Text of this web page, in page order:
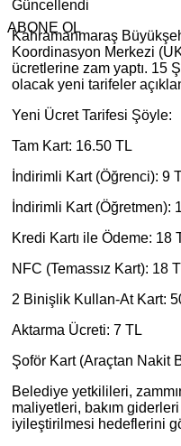
ABONE OL
Güncellendi
Kahramanmaraş
Koordinasyon Merkezi
ücretlerine zam yaptı. 15
olacak yeni tarifeler
Yeni Ücret Tarifesi Şöyle:
Tam Kart: 16.50 TL
İndirimli Kart (Öğrenci): 9
İndirimli Kart (Öğretmen):
Kredi Kartı ile Ödeme: 18
NFC (Temassız Kart): 18
2 Binişlik Kullan-At Kart:
Aktarma Ücreti: 7 TL
Şoför Kart (Araçtan Nakit
Belediye yetkilileri,
maliyetleri, bakım
iyileştirilmesi hedeflerini